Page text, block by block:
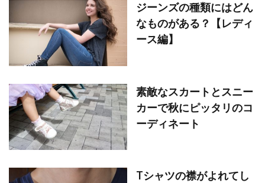
ジーンズの種類にはどん
なものがある？【レディ
ース編】
素敵なスカートとスニー
カーで秋にピッタリのコ
ーディネート
Tシャツの襟がよれてし